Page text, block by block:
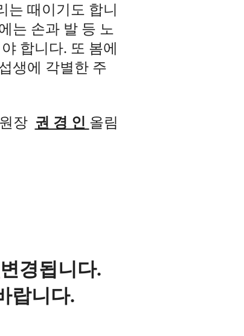
는 때이기도 합니
는 손과 발 등 노
합니다. 또 봄에
생에 각별한 주
장 권 경 인 올림
변경됩니다.
랍니다.